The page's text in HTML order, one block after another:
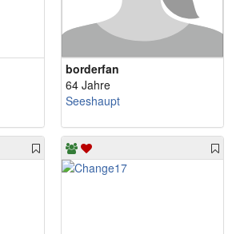
borderfan
64 Jahre
Seeshaupt